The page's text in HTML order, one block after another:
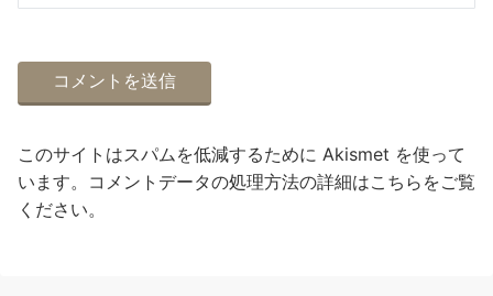
このサイトはスパムを低減するために Akismet を使って
います。 コメントデータの処理方法の詳細はこちらをご覧
ください。